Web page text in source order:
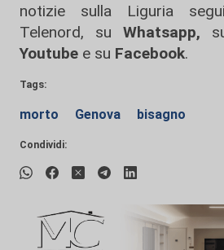
notizie sulla Liguria
Telenord, su
Whatsapp,
Youtube e su Facebook.
Tags:
morto Genova bisagno
Condividi: